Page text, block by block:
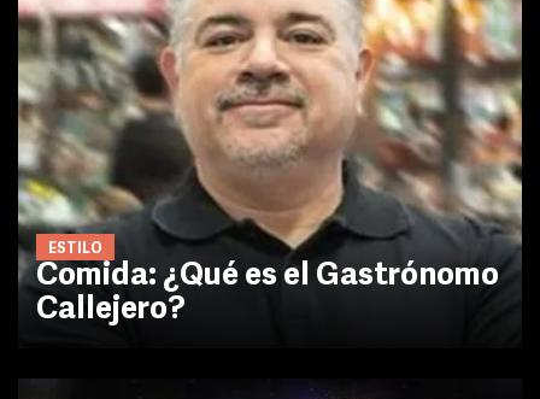
ESTILO
Comida: ¿Qué es el Gastrónomo
Callejero?